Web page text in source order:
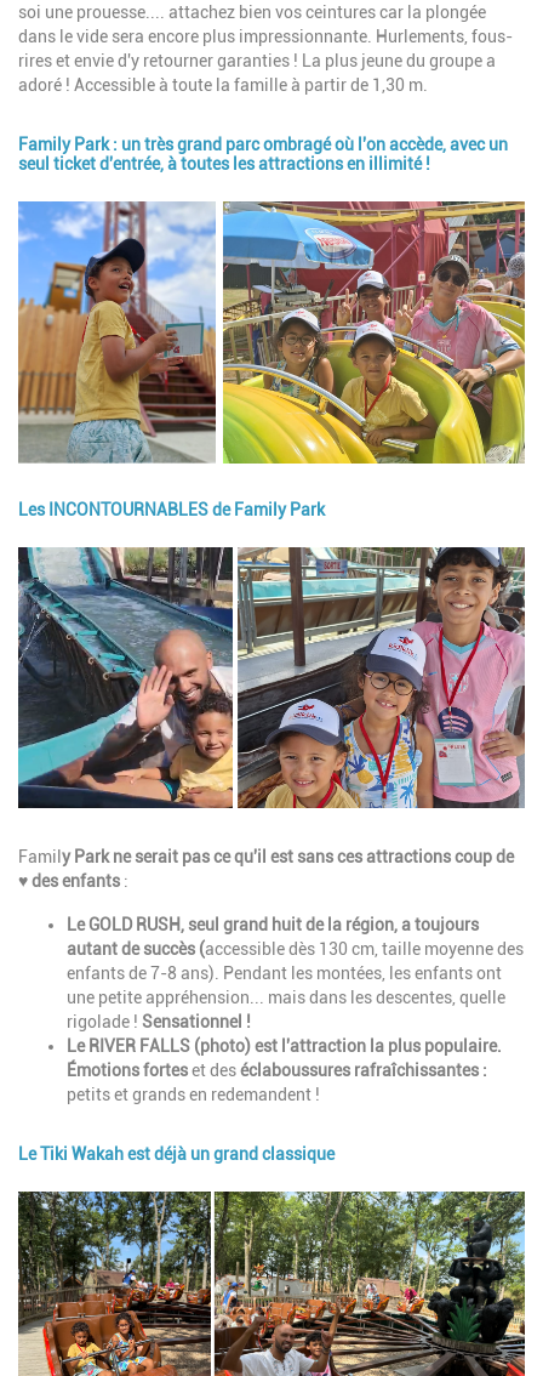
soi une prouesse.... attachez bien vos ceintures car la plongée
dans le vide sera encore plus impressionnante. Hurlements, fous-
rires et envie d'y retourner garanties ! La plus jeune du groupe a
adoré ! Accessible à toute la famille à partir de 1,30 m.
Family Park : un très grand parc ombragé où l'on accède, avec un
seul ticket d'entrée, à toutes les attractions en illimité !
Image
Les INCONTOURNABLES de Family Park
Image
Description
Famil y Park ne serait pas ce qu'il est sans ces attractions coup de
♥ des enfants :
Le GOLD RUSH, seul grand huit de la région, a toujours
autant de succès (accessible dès 130 cm, taille moyenne des
enfants de 7-8 ans). Pendant les montées, les enfants ont
une petite appréhension... mais dans les descentes, quelle
rigolade ! Sensationnel !
Le RIVER FALLS (photo) est l'attraction la plus populaire.
Émotionsforteset deséclaboussures rafraîchissantes :
petits et grands en redemandent !
Le Tiki Wakah est déjà un grand classique
Image